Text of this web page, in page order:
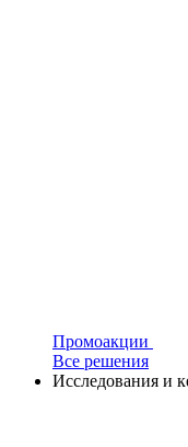
Промоакции
Все решения
Исследования и